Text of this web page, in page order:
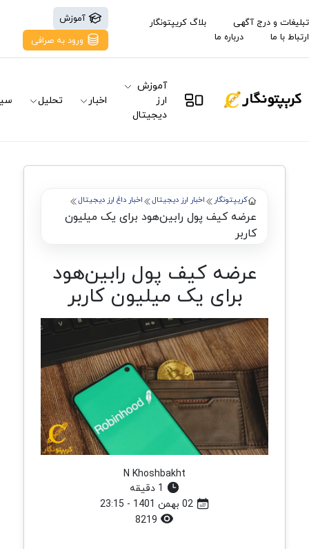
تبلیغات و درج آگهی
بلاگ کریپتونگار
ارتباط با ما
درباره ما
آموزش
ورود به صرافی
آموزش
ارز
دیجیتال
اخبار تحلیل
کریپتونگار اخبار ارز دیجیتال اخبار داغ ارز دیجیتال
عرضه کیف پول رابین‌هود برای یک میلیون
کاربر
عرضه کیف پول رابین‌هود
برای یک میلیون کاربر
N Khoshbakht
02 بهمن 1401 - 23:15